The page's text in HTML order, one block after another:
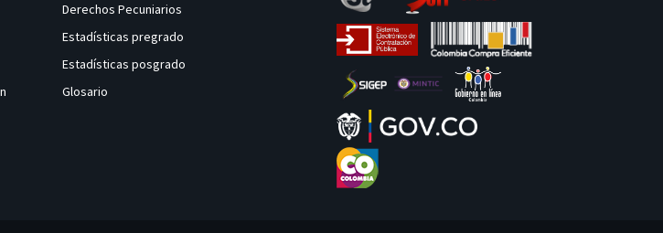
Derechos Pecuniarios
Estadísticas pregrado
Estadísticas posgrado
Glosario